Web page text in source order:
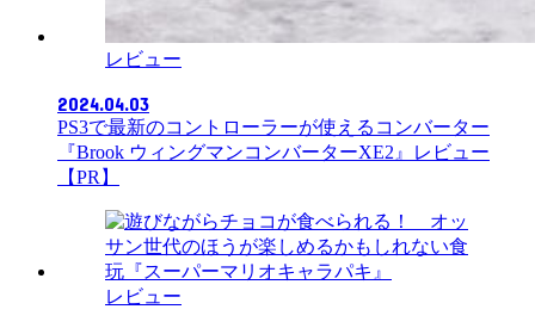
レビュー
2024.04.03
PS3で最新のコントローラーが使えるコンバーター
『Brook ウィングマンコンバーターXE2』レビュー
【PR】
レビュー